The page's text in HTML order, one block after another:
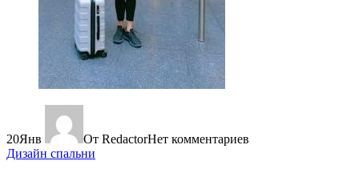
20Янв От RedactorНет комментариев
Дизайн спальни